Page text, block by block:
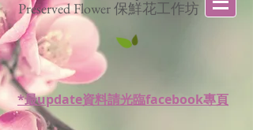
Preserved Flower 保鮮花工作坊
*最update資料請光臨facebook專頁